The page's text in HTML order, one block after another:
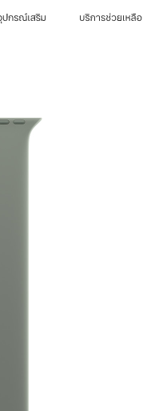
ปกรณ์เสริม บริการช่วยเหลือ